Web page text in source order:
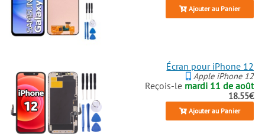
Ajouter au Panier
Écran pour iPhone 12
Apple iPhone 12
Reçois-le mardi 11 de août
18.55€
Ajouter au Panier